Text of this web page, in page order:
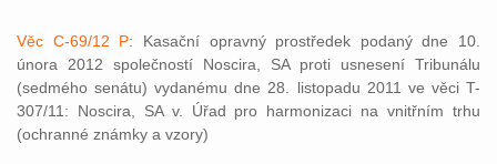
Věc C-69/12 P: Kasační opravný prostředek podaný dne 10.
února 2012 společností Noscira, SA proti usnesení Tribunálu
(sedmého senátu) vydanému dne 28. listopadu 2011 ve věci T-
307/11: Noscira, SA v. Úřad pro harmonizaci na vnitřním trhu
(ochranné známky a vzory)